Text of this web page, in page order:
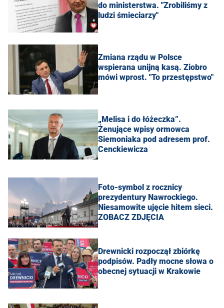
do ministerstwa. "Zrobiliśmy z
ludzi śmieciarzy"
Zmiana rządu w Polsce
wspierana unijną kasą. Ziobro
mówi wprost. "To przestępstwo"
„Melisa i do łóżeczka”.
Żenujące wpisy ormowca
Siemoniaka pod adresem prof.
Cenckiewicza
Foto-symbol z rocznicy
prezydentury Nawrockiego.
Niesamowite ujęcie hitem sieci.
ZOBACZ ZDJĘCIA
Drewnicki rozpoczął zbiórkę
podpisów. Padły mocne słowa o
obecnej sytuacji w Krakowie